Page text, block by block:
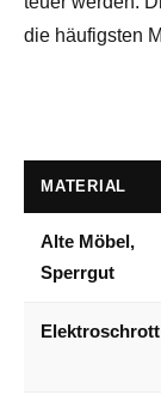
die häufigsten
MATERIAL
Alte Möbel,
Sperrgut
Elektroschrott